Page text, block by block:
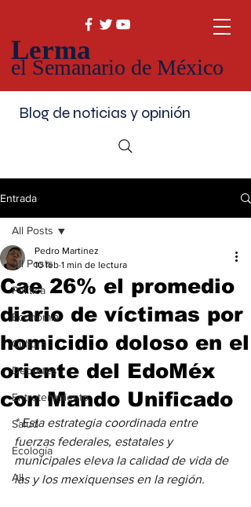
Lerma
el Semanario de México
Blog de noticias y opinión
Entrada
All Posts
Política
Economía
Cultura
Deportes
Entretenimiento
Salud
Ecología
All
All Posts
Cae 26% el promedio
diario de víctimas por
homicidio doloso en el
oriente del EdoMéx
con Mando Unificado
Pedro Martinez
10 feb 1 min de lectura
* Esta estrategia coordinada entre
fuerzas federales, estatales y
municipales eleva la calidad de vida de
las y los mexiquenses en la región.